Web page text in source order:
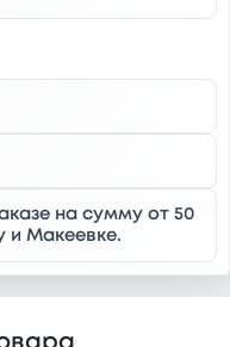
на сумму от 50
и Макеевке.